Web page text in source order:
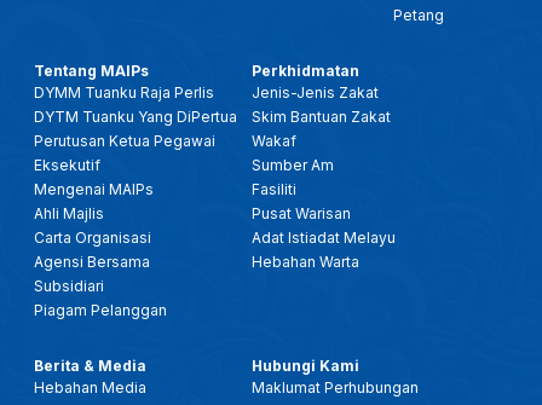
Petang
Tentang MAIPs
DYMM Tuanku Raja Perlis
DYTM Tuanku Yang DiPertua
Perutusan Ketua Pegawai
Eksekutif
Mengenai MAIPs
Ahli Majlis
Carta Organisasi
Agensi Bersama
Subsidiari
Piagam Pelanggan
Perkhidmatan
Jenis-Jenis Zakat
Skim Bantuan Zakat
Wakaf
Sumber Am
Fasiliti
Pusat Warisan
Adat Istiadat Melayu
Hebahan Warta
Berita & Media
Hebahan Media
Hubungi Kami
Maklumat Perhubungan